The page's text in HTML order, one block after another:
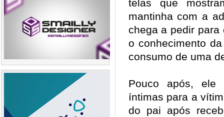
telas que
mantinha com a
chega a pedir
o conhecimento
consumo de uma
Pouco após,
íntimas para a
do pai após